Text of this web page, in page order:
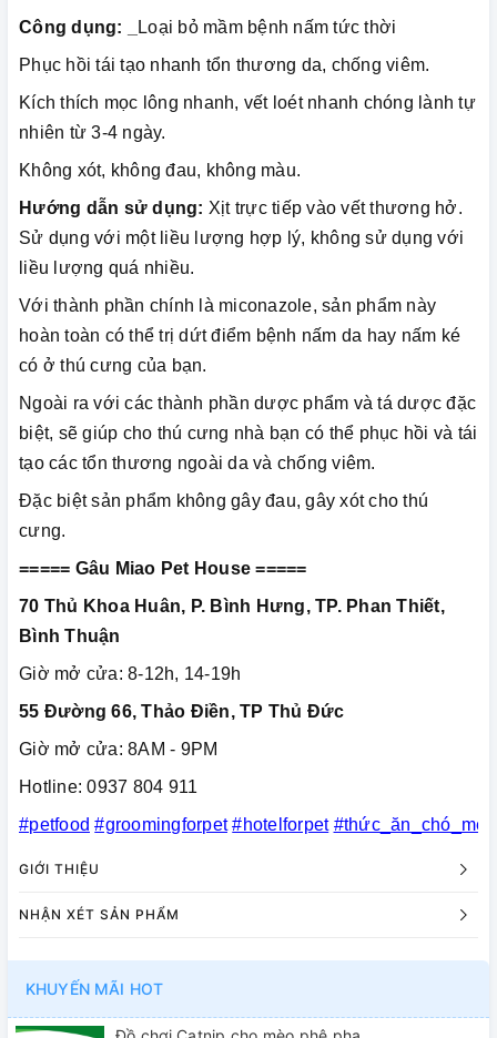
Công dụng: _
Loại bỏ mầm bệnh nấm tức thời
Phục hồi tái tạo nhanh tổn thương da, chống viêm.
Kích thích mọc lông nhanh, vết loét nhanh chóng lành tự
nhiên từ 3-4 ngày.
Không xót, không đau, không màu.
Hướng dẫn sử dụng: Xịt trực tiếp vào vết thương hở.
Sử dụng với một liều lượng hợp lý, không sử dụng với
liều lượng quá nhiều.
Với thành phần chính là miconazole, sản phẩm này
hoàn toàn có thể trị dứt điểm bệnh nấm da hay nấm ké
có ở thú cưng của bạn.
Ngoài ra với các thành phần dược phẩm và tá dược đặc
biệt, sẽ giúp cho thú cưng nhà bạn có thể phục hồi và tái
tạo các tổn thương ngoài da và chống viêm.
Đặc biệt sản phẩm không gây đau, gây xót cho thú
cưng.
===== Gâu Miao Pet House =====
70 Thủ Khoa Huân, P. Bình Hưng, TP. Phan Thiết,
Bình Thuận
Giờ mở cửa: 8-12h, 14-19h
55 Đường 66, Thảo Điền, TP Thủ Đức
Giờ mở cửa: 8AM - 9PM
Hotline: 0937 804 911
#petfood #groomingforpet #hotelforpet #thức_ăn_chó_mèo
GIỚI THIỆU
NHẬN XÉT SẢN PHẨM
KHUYẾN MÃI HOT